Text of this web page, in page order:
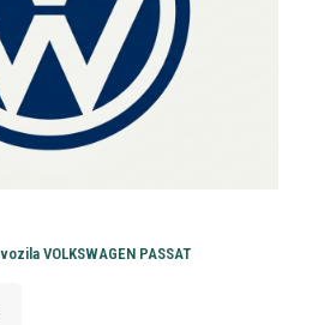
VOLKSWAGEN PASSAT